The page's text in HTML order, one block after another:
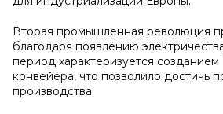
Вторая промышленная революция
благодаря появлению
период характеризуется
конвейера, что позволило достичь
производства.